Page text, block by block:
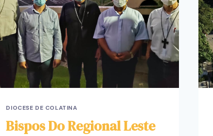
DIOCESE DE COLATINA
Bispos Do Regional Leste